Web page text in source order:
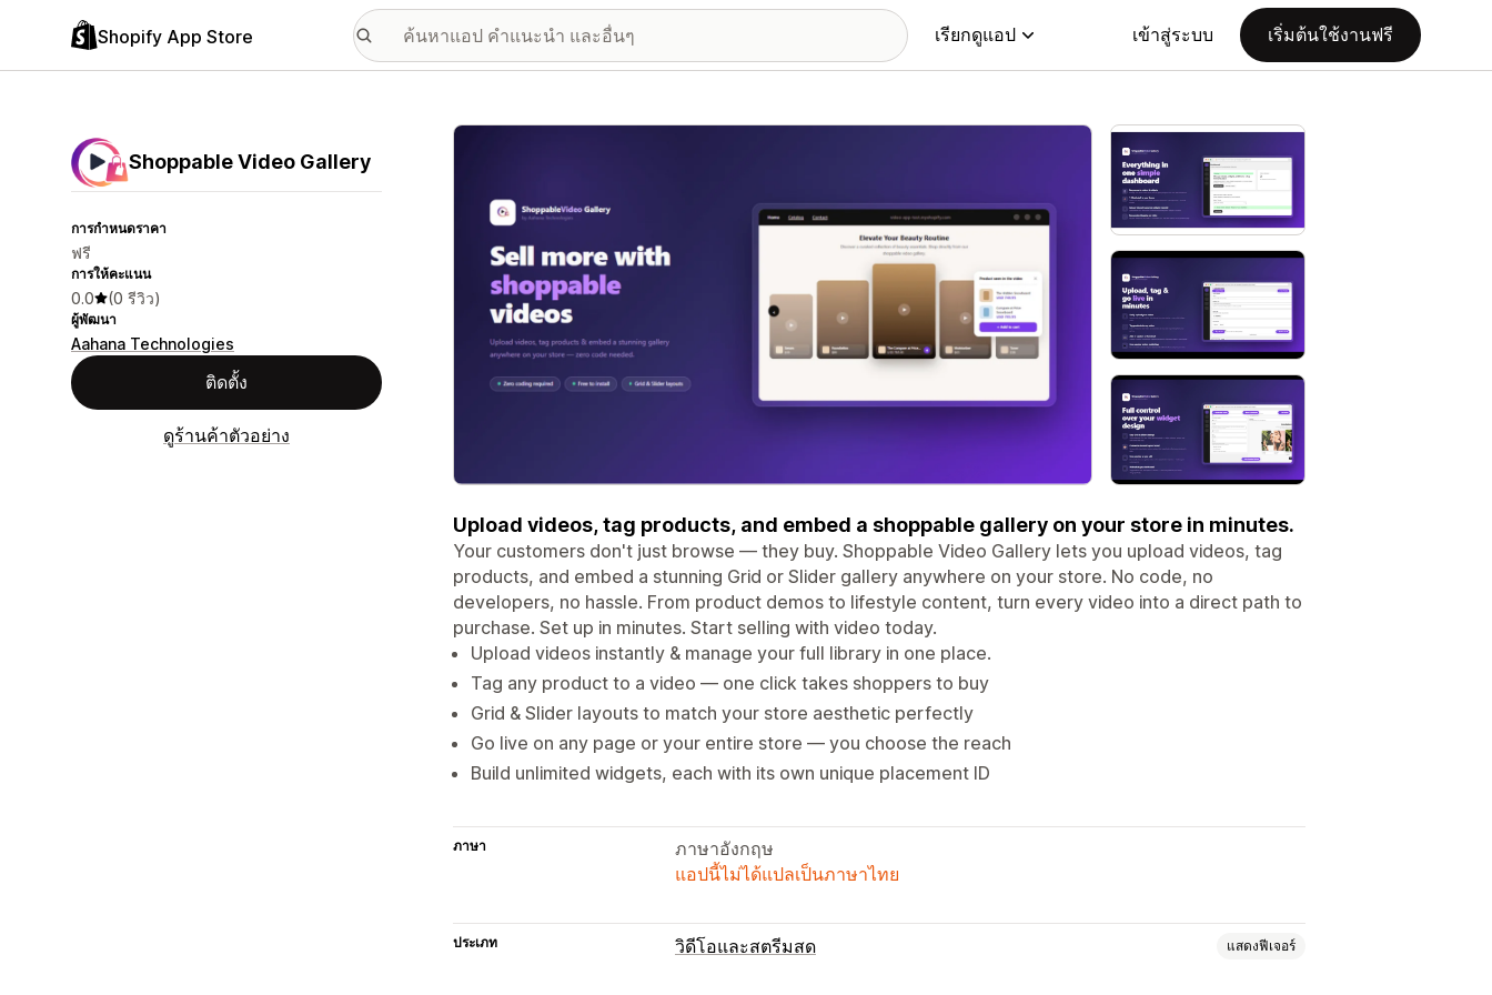
Shopify App Store เรียกดูแอป เข้าสู่ระบบ เริ่มต้นใช้งานฟรี
Shoppable Video Gallery
การกำหนดราคา
ฟรี
การให้คะแนน
0.0 (0 รีวิว)
ผู้พัฒนา
Aahana Technologies
ติดตั้ง
ดูร้านค้าตัวอย่าง
แกลเลอรีรูปภาพที่แสดง
Upload videos, tag products, and embed a shoppable gallery on your store in minutes.
Your customers don't just browse — they buy. Shoppable Video Gallery lets you upload videos, tag
products, and embed a stunning Grid or Slider gallery anywhere on your store. No code, no
developers, no hassle. From product demos to lifestyle content, turn every video into a direct path to
purchase. Set up in minutes. Start selling with video today.
Upload videos instantly & manage your full library in one place.
Tag any product to a video — one click takes shoppers to buy
Grid & Slider layouts to match your store aesthetic perfectly
Go live on any page or your entire store — you choose the reach
Build unlimited widgets, each with its own unique placement ID
ภาษา
ภาษาอังกฤษ
แอปนี้ไม่ได้แปลเป็นภาษาไทย
ประเภท วิดีโอและสตรีมสด แสดงฟีเจอร์